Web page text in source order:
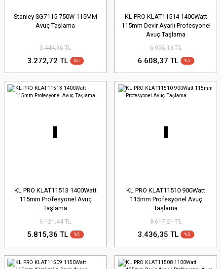
Stanley SG7115 750W 115MM
Avuç Taşlama
3.444,96 TL
3.272,72 TL %5
KL PRO KLAT11514 1400Watt
115mm Devir Ayarlı Profesyonel
Avuç Taşlama
6.956,18 TL
6.608,37 TL %5
KL PRO KLAT11513 1400Watt
115mm Profesyonel Avuç
Taşlama
6.121,44 TL
5.815,36 TL %5
KL PRO KLAT11510 900Watt
115mm Profesyonel Avuç
Taşlama
3.617,21 TL
3.436,35 TL %5